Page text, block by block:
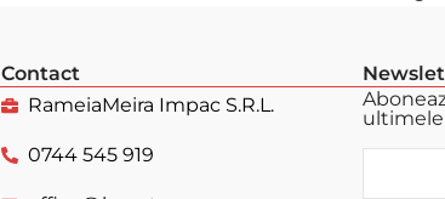
Contact
RameiaMeira Impac S.R.L.
0744 545 919